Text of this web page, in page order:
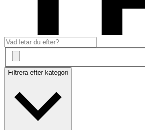
Filtrera efter kategori